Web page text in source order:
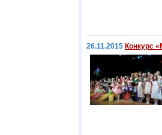
26.11.2015 Конкурс